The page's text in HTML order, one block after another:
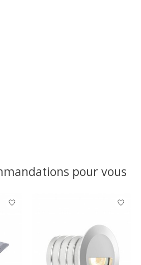
pour vous
produits